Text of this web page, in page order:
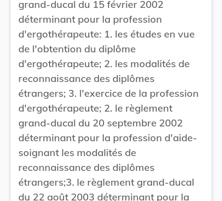
grand-ducal du 15 février 2002
déterminant pour la profession
d'ergothérapeute: 1. les études en vue
de l'obtention du diplôme
d'ergothérapeute; 2. les modalités de
reconnaissance des diplômes
étrangers; 3. l'exercice de la profession
d'ergothérapeute; 2. le règlement
grand-ducal du 20 septembre 2002
déterminant pour la profession d'aide-
soignant les modalités de
reconnaissance des diplômes
étrangers;3. le règlement grand-ducal
du 22 août 2003 déterminant pour la